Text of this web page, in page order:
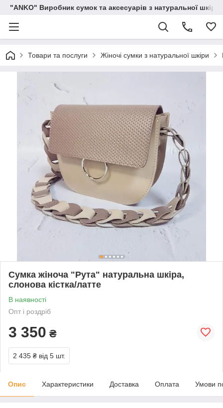
"ANKO" Виробник сумок та аксесуарів з натуральної шкіри.
Товари та послуги Жіночі сумки з натуральної шкіри
Сумка жіноча "Рута" натуральна шкіра,
слонова кістка/латте
В наявності
Опт і роздріб
3 350 ₴
2 435 ₴ від 5 шт.
Опис Характеристики Доставка Оплата Умови